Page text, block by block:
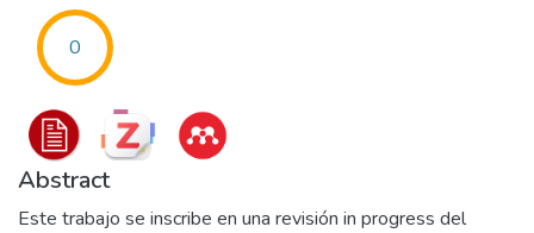
0
Abstract
Este trabajo se inscribe en una revisión in progress del